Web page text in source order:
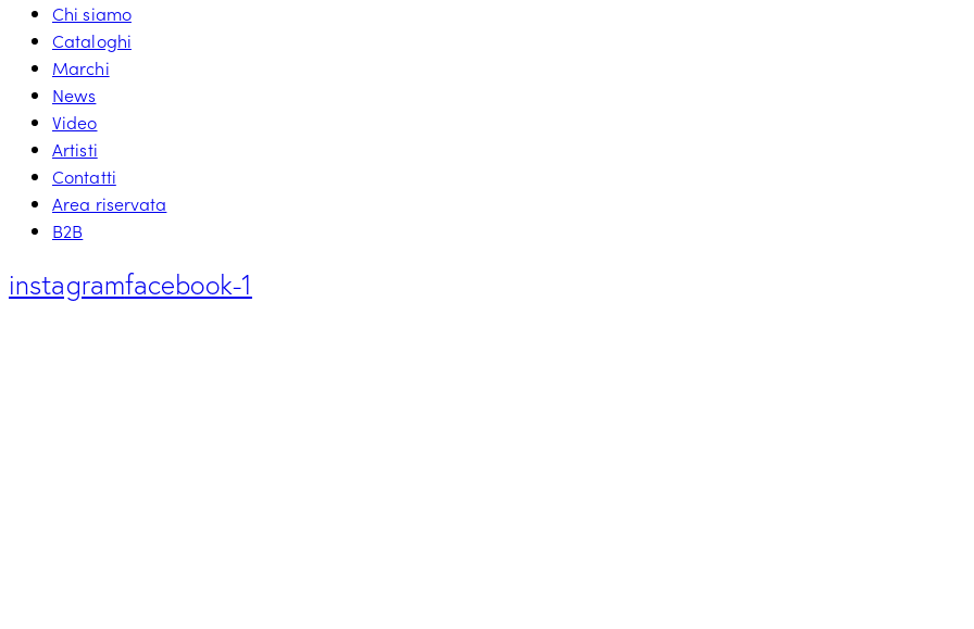
Chi siamo
Cataloghi
Marchi
News
Video
Artisti
Contatti
Area riservata
B2B
instagramfacebook-1